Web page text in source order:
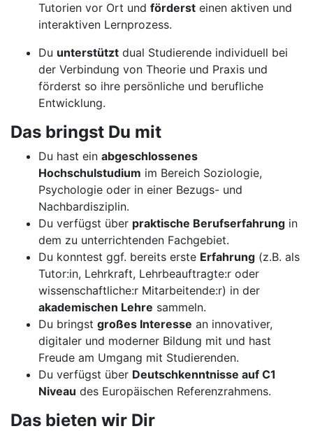
Tutorien vor Ort und förderst einen aktiven und
interaktiven Lernprozess.
Du unterstützt dual Studierende individuell bei
der Verbindung von Theorie und Praxis und
förderst so ihre persönliche und berufliche
Entwicklung.
Das bringst Du mit
Du hast ein abgeschlossenes
Hochschulstudium im Bereich Soziologie,
Psychologie oder in einer Bezugs- und
Nachbardisziplin.
Du verfügst über praktische Berufserfahrung in
dem zu unterrichtenden Fachgebiet.
Du konntest ggf. bereits erste Erfahrung (z.B. als
Tutor:in, Lehrkraft, Lehrbeauftragte:r oder
wissenschaftliche:r Mitarbeitende:r) in der
akademischen Lehre sammeln.
Du bringst großes Interesse an innovativer,
digitaler und moderner Bildung mit und hast
Freude am Umgang mit Studierenden.
Du verfügst über Deutschkenntnisse auf C1
Niveau des Europäischen Referenzrahmens.
Das bieten wir Dir